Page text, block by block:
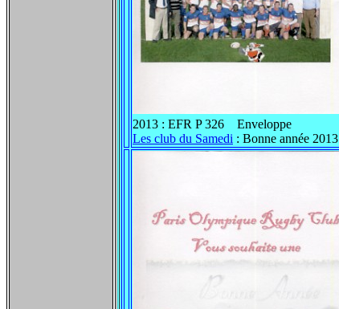
2013 : EFR P 326 Enveloppe
Les club du Samedi : Bonne année 2013